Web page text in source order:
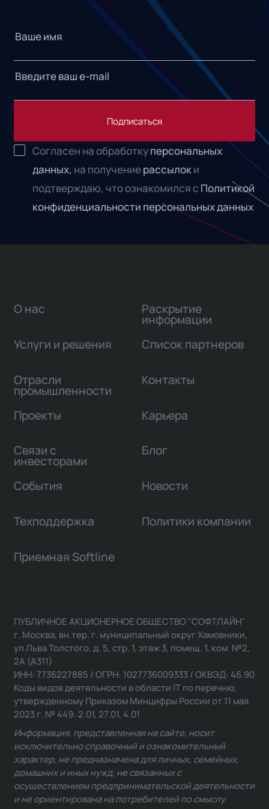
Подписаться
Согласен на обработкуперсональных
данных, на получениерассылоки
подтверждаю, что ознакомился с Политикой
конфиденциальности персональных данных
О нас
Услуги и решения
Отрасли
промышленности
Проекты
Связи с
инвесторами
Раскрытие
информации
Список партнеров
Контакты
Карьера
Блог
События Новости
Техподдержка Политики компании
Приемная Softline
ПУБЛИЧНОЕ АКЦИОНЕРНОЕ ОБЩЕСТВО "СОФТЛАЙН"
г. Москва, вн.тер. г. муниципальный округ Хамовники,
ул Льва Толстого, д. 5, стр. 1, этаж 3, помещ. 1, ком. №2,
2А (А311)
ИНН: 7736227885 / ОГРН: 1027736009333 / ОКВЭД: 46.90
Коды видов деятельности в области IT по перечню,
утвержденному Приказом Минцифры России от 11 мая
2023 г. № 449: 2.01, 27.01, 4.01
Информация, представленная на сайте, носит
исключительно справочный и ознакомительный
характер, не предназначена для личных, семейных,
домашних и иных нужд, не связанных с
осуществлением предпринимательской деятельности
и не ориентирована на потребителей по смыслу